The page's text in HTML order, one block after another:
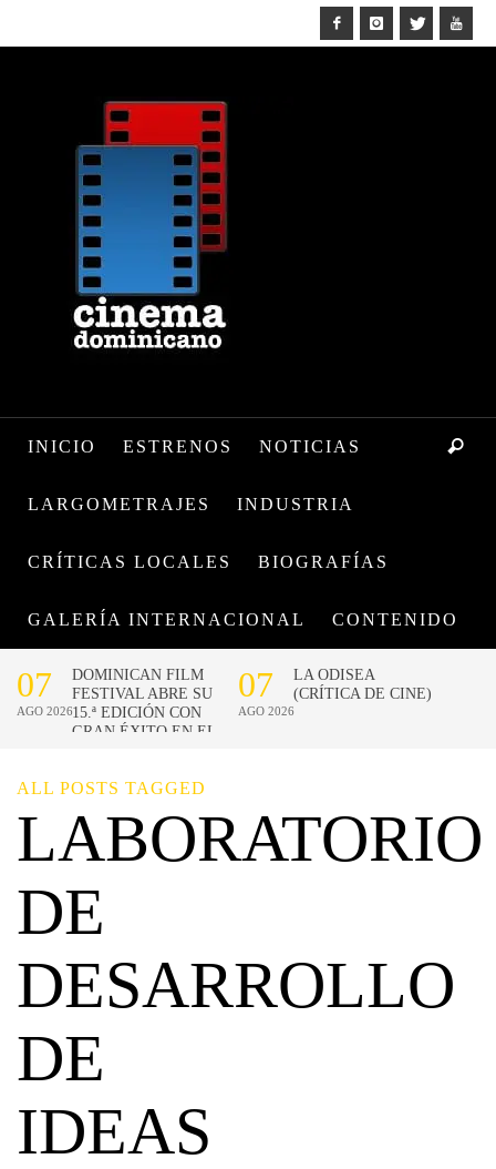
INICIO ESTRENOS NOTICIAS
LARGOMETRAJES INDUSTRIA
CRÍTICAS LOCALES BIOGRAFÍAS
GALERÍA INTERNACIONAL CONTENIDO
ALL POSTS TAGGED
LABORATORIO
DE
DESARROLLO
DE
IDEAS